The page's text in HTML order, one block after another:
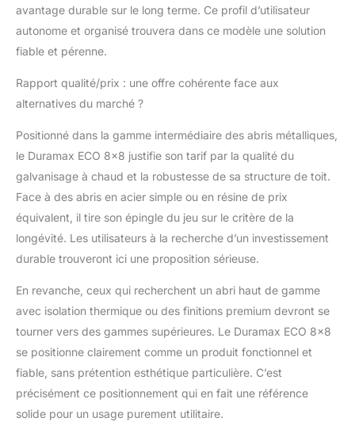
avantage durable sur le long terme. Ce profil d’utilisateur
autonome et organisé trouvera dans ce modèle une solution
fiable et pérenne.
Rapport qualité/prix : une offre cohérente face aux
alternatives du marché ?
Positionné dans la gamme intermédiaire des abris métalliques,
le Duramax ECO 8×8 justifie son tarif par la qualité du
galvanisage à chaud et la robustesse de sa structure de toit.
Face à des abris en acier simple ou en résine de prix
équivalent, il tire son épingle du jeu sur le critère de la
longévité. Les utilisateurs à la recherche d’un investissement
durable trouveront ici une proposition sérieuse.
En revanche, ceux qui recherchent un abri haut de gamme
avec isolation thermique ou des finitions premium devront se
tourner vers des gammes supérieures. Le Duramax ECO 8×8
se positionne clairement comme un produit fonctionnel et
fiable, sans prétention esthétique particulière. C’est
précisément ce positionnement qui en fait une référence
solide pour un usage purement utilitaire.